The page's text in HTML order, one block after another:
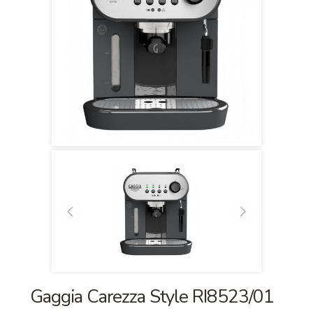
Gaggia Carezza Style RI8523/01